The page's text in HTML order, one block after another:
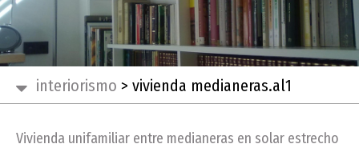
interiorismo > vivienda medianeras.al1
Vivienda unifamiliar entre medianeras en solar estrecho